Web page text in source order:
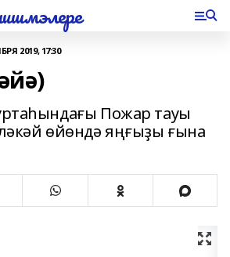
2019, 17:30
Пожар тауы
өйөндә яңғыҙы ғына